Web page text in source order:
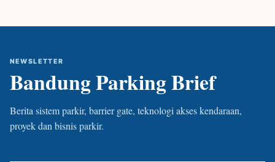
NEWSLETTER
Bandung Parking Brief
Berita sistem parkir, barrier gate, teknologi akses kendaraan,
proyek dan bisnis parkir.